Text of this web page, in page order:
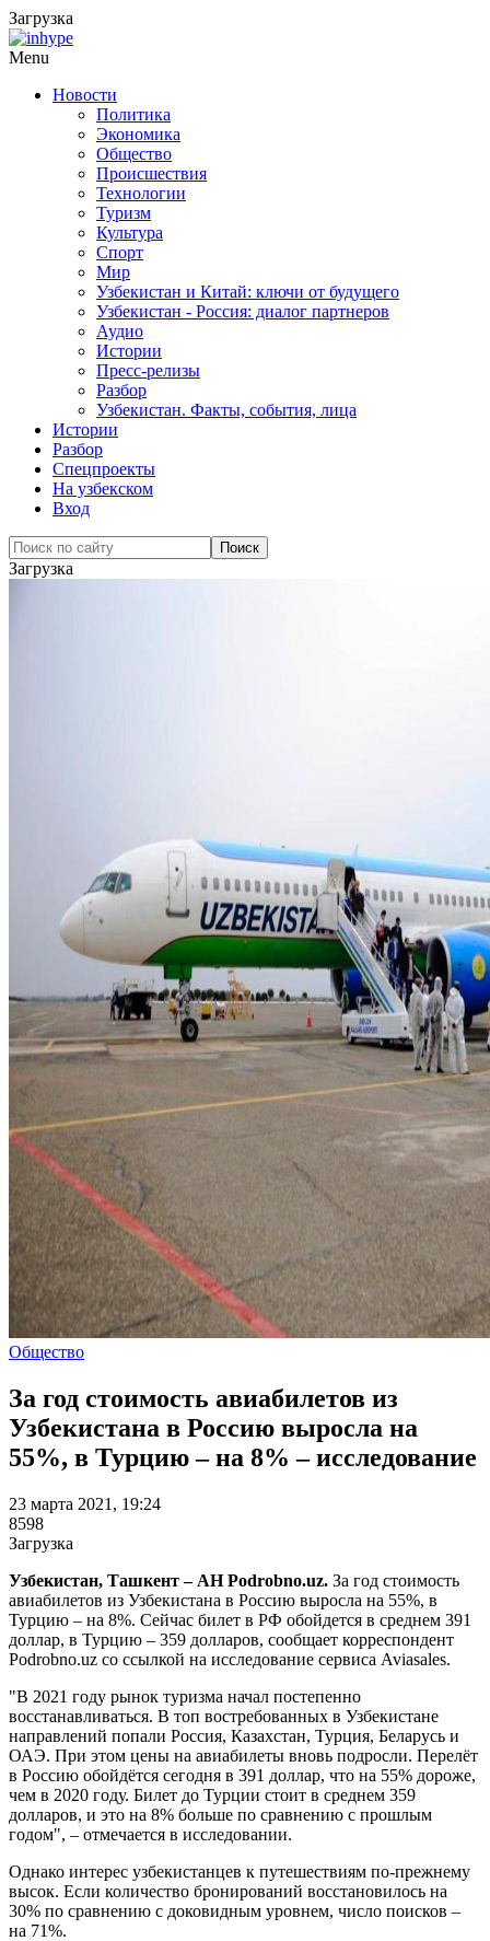
Загрузка
Menu
Новости
Политика
Экономика
Общество
Происшествия
Технологии
Туризм
Культура
Спорт
Мир
Узбекистан и Китай: ключи от будущего
Узбекистан - Россия: диалог партнеров
Аудио
Истории
Пресс-релизы
Разбор
Узбекистан. Факты, события, лица
Истории
Разбор
Спецпроекты
На узбекском
Вход
Загрузка
Общество
За год стоимость авиабилетов из
Узбекистана в Россию выросла на
55%, в Турцию – на 8% – исследование
23 марта 2021, 19:24
8598
Загрузка
Узбекистан, Ташкент – АН Podrobno.uz. За год стоимость
авиабилетов из Узбекистана в Россию выросла на 55%, в
Турцию – на 8%. Сейчас билет в РФ обойдется в среднем 391
доллар, в Турцию – 359 долларов, сообщает корреспондент
Podrobno.uz со ссылкой на исследование сервиса Aviasales.
"В 2021 году рынок туризма начал постепенно
восстанавливаться. В топ востребованных в Узбекистане
направлений попали Россия, Казахстан, Турция, Беларусь и
ОАЭ. При этом цены на авиабилеты вновь подросли. Перелёт
в Россию обойдётся сегодня в 391 доллар, что на 55% дороже,
чем в 2020 году. Билет до Турции стоит в среднем 359
долларов, и это на 8% больше по сравнению с прошлым
годом", – отмечается в исследовании.
Однако интерес узбекистанцев к путешествиям по-прежнему
высок. Если количество бронирований восстановилось на
30% по сравнению с доковидным уровнем, число поисков –
на 71%.